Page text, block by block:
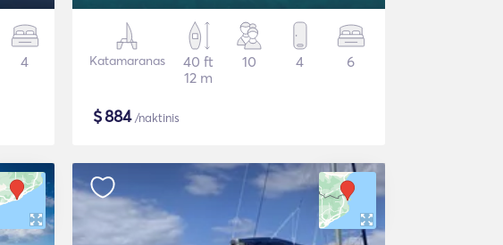
4 Katamaranas
40 ft
12 m
10 4 6
$884/naktinis